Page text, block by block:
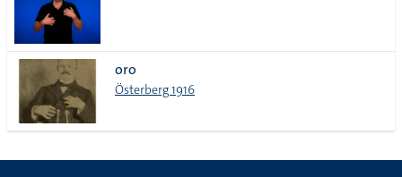
oro
Österberg 1916